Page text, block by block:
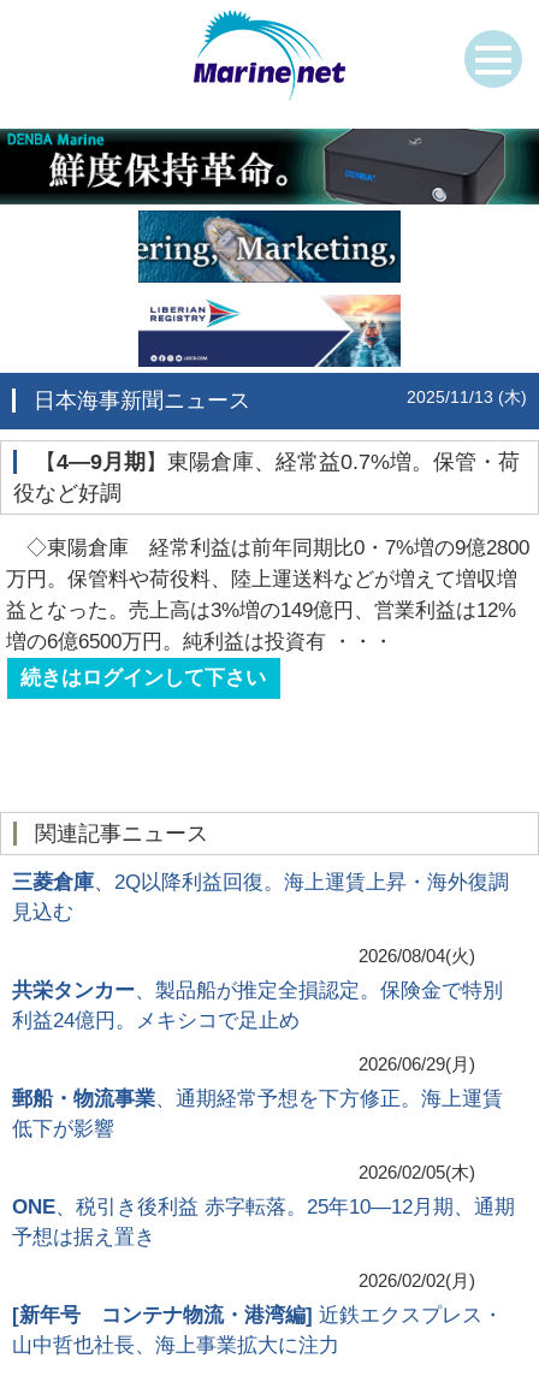
日本海事新聞ニュース 2025/11/13 (木)
‌【4―9月期 】東陽倉庫、経常益0.7%増。保管・荷
役など好調
◇東陽倉庫 経常利益は前年同期比0・7%増の9億2800
万円。保管料や荷役料、陸上運送料などが増えて増収増
益となった。売上高は3%増の149億円、営業利益は12%
増の6億6500万円。純利益は投資有
・・・
続きはログインして下さい
関連記事ニュース
三菱倉庫、2Q以降利益回復。海上運賃上昇・海外復調
見込む
2026/08/04(火)
共栄タンカー、製品船が推定全損認定。保険金で特別
利益24億円。メキシコで足止め
2026/06/29(月)
郵船・物流事業、通期経常予想を下方修正。海上運賃
低下が影響
2026/02/05(木)
ONE、税引き後利益 赤字転落。25年10―12月期、通期
予想は据え置き
2026/02/02(月)
[新年号 コンテナ物流・港湾編] 近鉄エクスプレス・
山中哲也社長、海上事業拡大に注力